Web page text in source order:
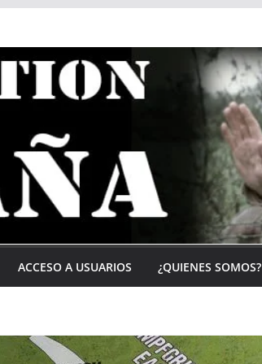
ACCESO A USUARIOS ¿QUIENES SOMOS?